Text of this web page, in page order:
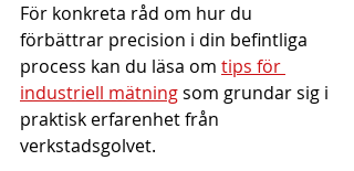
För konkreta råd om hur du
förbättrar precision i din befintliga
process kan du läsa om tips för
industriell mätning som grundar sig i
praktisk erfarenhet från
verkstadsgolvet.